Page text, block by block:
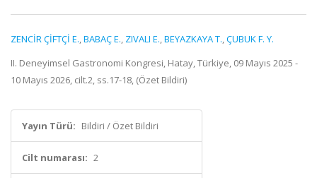
ZENCİR ÇİFTÇİ E.,BABAÇ E., ZIVALI E.,BEYAZKAYA T.,ÇUBUK F. Y.
II. Deneyimsel Gastronomi Kongresi, Hatay, Türkiye, 09 Mayıs 2025 -
10 Mayıs 2026, cilt.2, ss.17-18, (Özet Bildiri)
Yayın Türü: Bildiri / Özet Bildiri
Cilt numarası: 2